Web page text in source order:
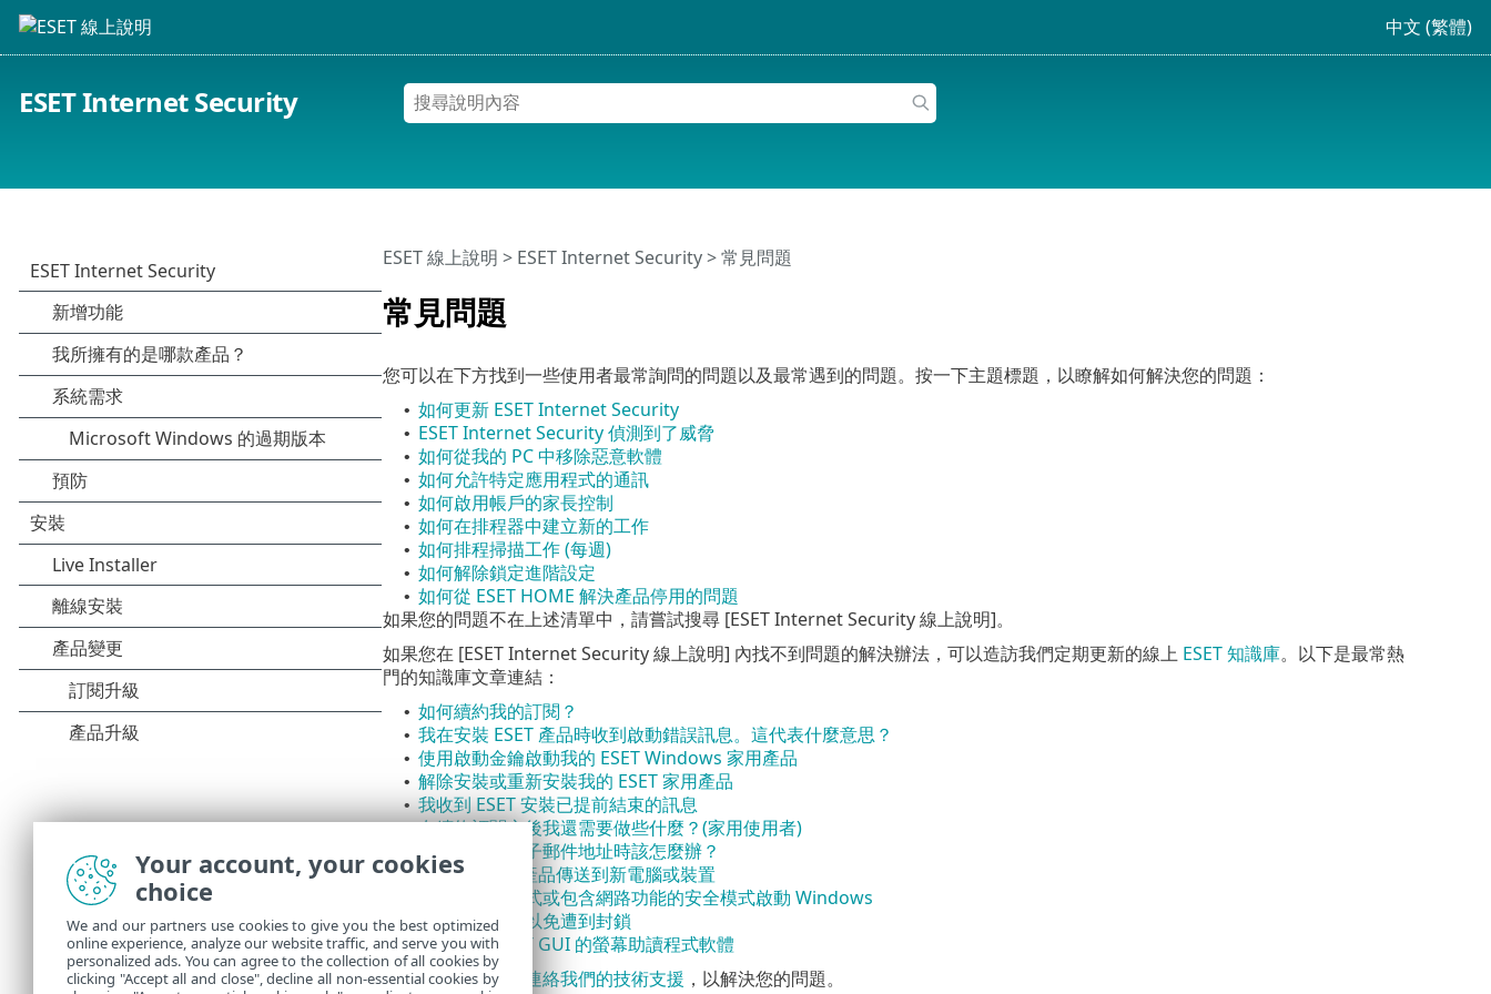
中文 (繁體)
ESET Internet Security
常見問題
ESET 線上說明 > ESET Internet Security>常見問題
您可以在下方找到一些使用者最常詢問的問題以及最常遇到的問題。按一下主題標題，以瞭解如何解決您的問題：
• 如何更新 ESET Internet Security
• ESET Internet Security 偵測到了威脅
• 如何從我的 PC 中移除惡意軟體
• 如何允許特定應用程式的通訊
• 如何啟用帳戶的家長控制
• 如何在排程器中建立新的工作
• 如何排程掃描工作 (每週)
• 如何解除鎖定進階設定
• 如何從 ESET HOME 解決產品停用的問題
如果您的問題不在上述清單中，請嘗試搜尋 [ESET Internet Security 線上說明]。
如果您在 [ESET Internet Security 線上說明] 內找不到問題的解決辦法，可以造訪我們定期更新的線上 ESET 知識庫。以下是最常熱
門的知識庫文章連結：
• 如何續約我的訂閱？
• 我在安裝 ESET 產品時收到啟動錯誤訊息。這代表什麼意思？
• 使用啟動金鑰啟動我的 ESET Windows 家用產品
• 解除安裝或重新安裝我的 ESET 家用產品
• 我收到 ESET 安裝已提前結束的訊息
• 在續約訂閱之後我還需要做些什麼？(家用使用者)
如果我變更電子郵件地址時該怎麼辦？
• 將我的 ESET 產品傳送到新電腦或裝置
如何以安全模式或包含網路功能的安全模式啟動 Windows
• 排除安全網站以免遭到封鎖
• 允許存取 ESET GUI 的螢幕助讀程式軟體
必要的話，您可以
連絡我們的技術支援 ，以解決您的問題。
Your account, your cookies
choice
We and our partners use cookies to give you the best optimized
online experience, analyze our website traffic, and serve you with
personalized ads. You can agree to the collection of all cookies by
clicking "Accept all and close", decline all non-essential cookies by